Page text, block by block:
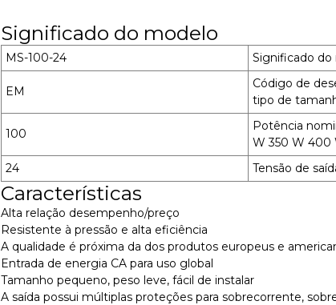
Significado do modelo
MS-100-24 Significado do
EM
Código de
tipo de
100
Potência
W 350 W 400
24
Tensão de
Características
Alta relação desempenho/preço
Resistente à pressão e alta eficiência
A qualidade é próxima da dos produtos europeus e
Entrada de energia CA para uso global
Tamanho pequeno, peso leve, fácil de instalar
A saída possui múltiplas proteções para sobrecorrente,